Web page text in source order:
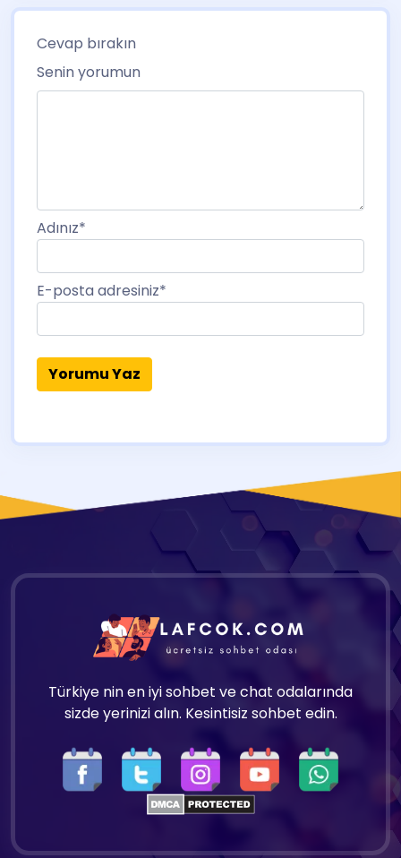
Cevap bırakın
Senin yorumun
Adınız*
E-posta adresiniz*
Türkiye nin en iyi sohbet ve chat odalarında
sizde yerinizi alın. Kesintisiz sohbet edin.